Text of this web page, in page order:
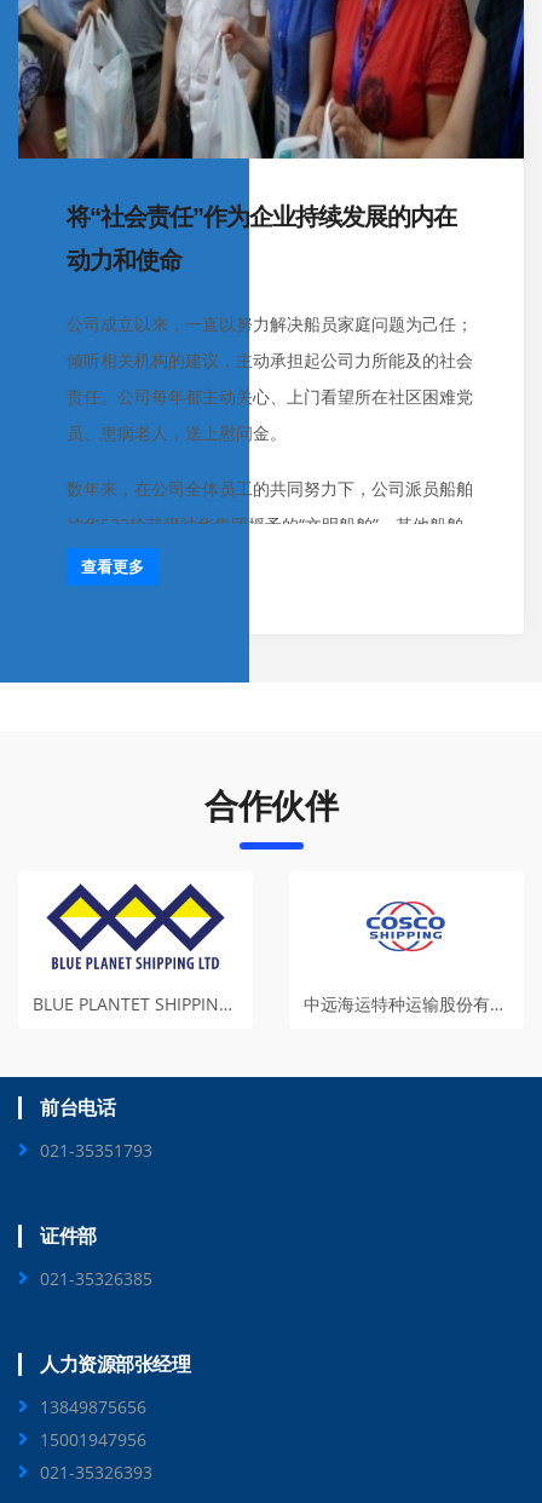
犹如一支乐队，需要强有力的指挥与乐手的同心与和
范作用挺在前，积聚团结向上、勤奋高效的正能量，带
营运效率再添一把柴！
流的平台，读书角里的书香的浓厚、学习园地品味的提
高、安全生产知识竞赛、船员乒乓球大赛等一系列活动
在神华516轮这个小家庭，值得骄傲的是这里不锈之
光，处处闪耀。我经常为身边那些爱岗敬业，无私奉献
将“社会责任”作为企业持续发展的内在
动力和使命
公司成立以来，一直以努力解决船员家庭问题为己任；
倾听相关机构的建议，主动承担起公司力所能及的社会
责任。公司每年都主动关心、上门看望所在社区困难党
员、患病老人，送上慰问金。
数年来，在公司全体员工的共同努力下，公司派员船舶
神华522轮获得神华集团授予的“文明船舶”、其他船舶
先后获得管理公司授予的“先进党支部”、 “优秀党员”等
查看更多
合作伙伴
BLUE PLANTET SHIPPING LTD 中远海运特种运输股份有限公司
前台电话
021-35351793
证件部
021-35326385
人力资源部张经理
13849875656
15001947956
021-35326393